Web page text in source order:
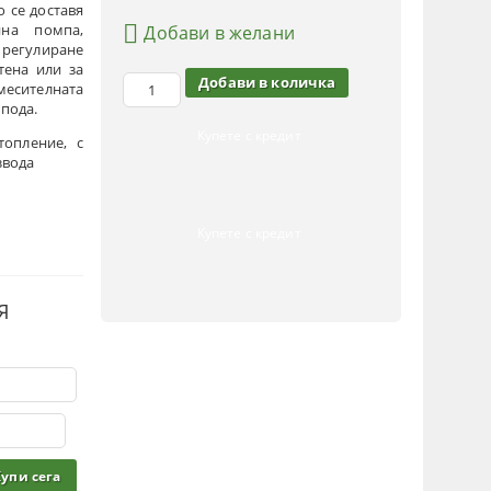
се доставя
помпа,
или за
с
Добави в желани